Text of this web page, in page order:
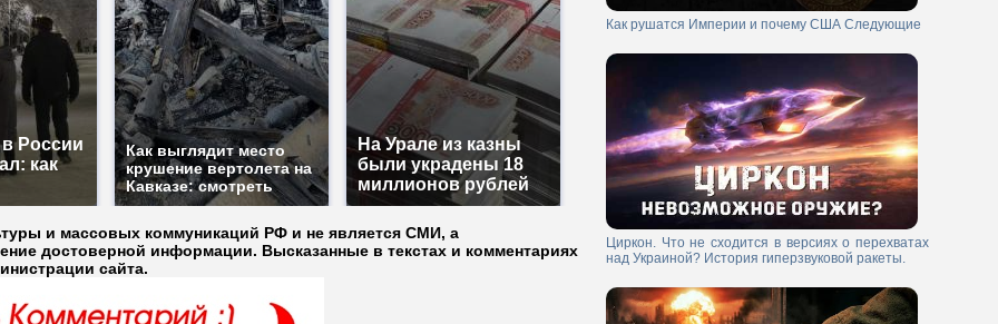
России
как
Как выглядит место
крушение вертолета на
Кавказе: смотреть
На Урале из казны
были украдены 18
миллионов рублей
и массовых коммуникаций РФ и не является СМИ, а
достоверной информации. Высказанные в текстах и комментариях
сайта.
Как рушатся Империи и почему США Следующие
Циркон. Что не сходится в версиях о перехватах
над Украиной? История гиперзвуковой ракеты.